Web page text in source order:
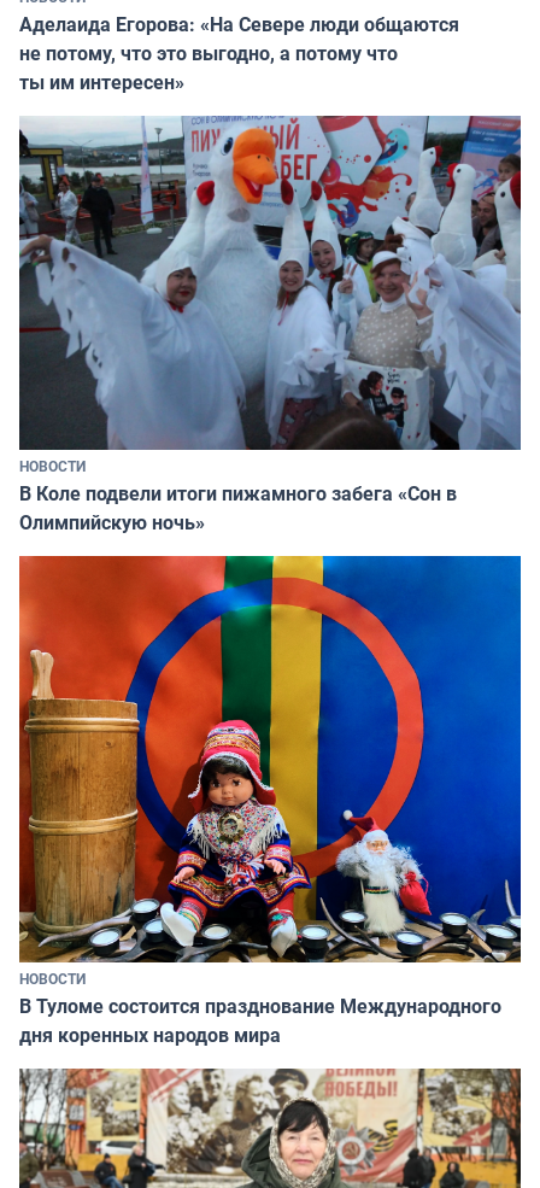
Аделаида Егорова: «На Севере люди общаются
не потому, что это выгодно, а потому что
ты им интересен»
НОВОСТИ
В Коле подвели итоги пижамного забега «Сон в
Олимпийскую ночь»
НОВОСТИ
В Туломе состоится празднование Международного
дня коренных народов мира